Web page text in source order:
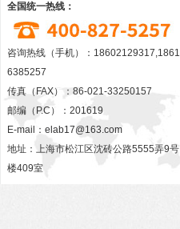
全国统一热线：
咨询热线（手机）：18602129317,1861
6385257
传真（FAX）：86-021-33250157
邮编（P.C）：201619
E-mail： elab17@163.com
地址：上海市松江区沈砖公路5555弄9号
楼409室